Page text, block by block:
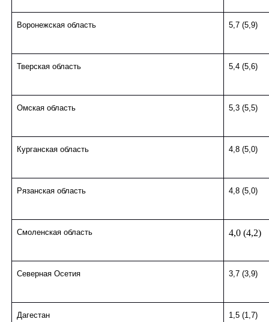
Воронежская область 5,7 (5,9)
Тверская область 5,4 (5,6)
Омская область 5,3 (5,5)
Курганская область 4,8 (5,0)
Рязанская область 4,8 (5,0)
Смоленская область 4,0 (4,2)
Северная Осетия 3,7 (3,9)
Дагестан 1,5 (1,7)